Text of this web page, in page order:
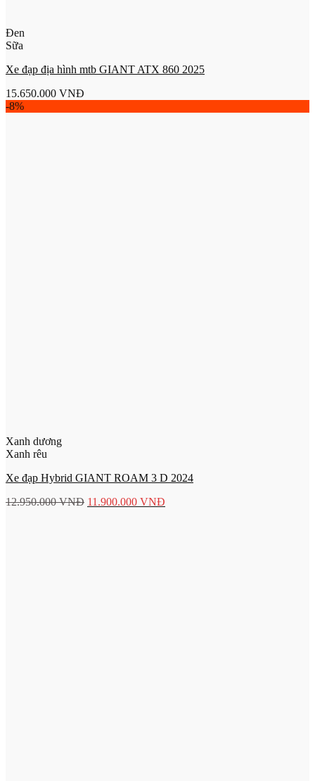
Đen
Sữa
Xe đạp địa hình mtb GIANT ATX 860 2025
15.650.000 VNĐ
-8%
Xanh dương
Xanh rêu
Xe đạp Hybrid GIANT ROAM 3 D 2024
12.950.000VNĐ 11.900.000 VNĐ